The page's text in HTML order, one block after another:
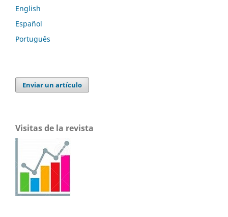
English
Español
Português
Enviar un artículo
Visitas de la revista